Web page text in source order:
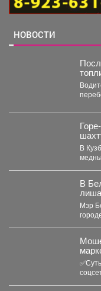
НОВОСТИ
В
В
Мэр